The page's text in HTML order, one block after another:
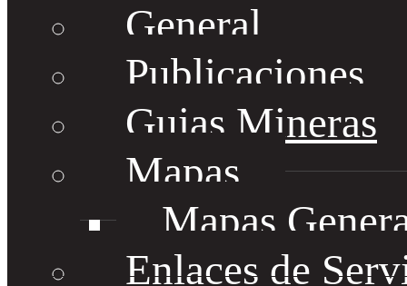
General
Publicaciones
Guias Mineras
Mapas
Mapas
Enlaces de